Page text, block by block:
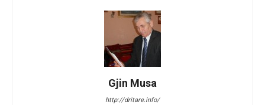
Gjin Musa
http://dritare.info/